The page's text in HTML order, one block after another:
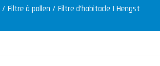
/ Filtre à pollen / Filtre d’habitacle | Hengst